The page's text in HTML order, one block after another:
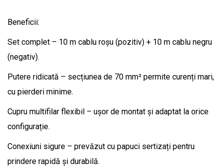
Beneficii:
Set complet – 10 m cablu roșu (pozitiv) + 10 m cablu negru
(negativ).
Putere ridicată – secțiunea de 70 mm² permite curenți mari,
cu pierderi minime.
Cupru multifilar flexibil – ușor de montat și adaptat la orice
configurație.
Conexiuni sigure – prevăzut cu papuci sertizați pentru
prindere rapidă și durabilă.